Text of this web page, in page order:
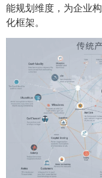
能规划维度，为企业
化框架。